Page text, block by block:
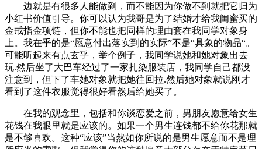
边就是有很多人能做到，而不能因为你做不到就把它归为
小红书价值引导。你可以认为我哥是为了结婚才给我闺蜜买的
金戒指金项链，但你不能也把同样的理由套在我同学对象身
上。我在乎的是“愿意付出落实到的实际”不是“具象的物品“。
可能听起来有点玄乎，举个例子，我同学说她和她对象出去
玩.然后坐了大巴车经过了一家扎染服装店，我同学自己都没
注意到，但下了车她对象就把她往回拉.然后她对象就说刚才
看到了这件衣服觉得很好看然后给她买了。
在我的观念里，包括和你谈恋爱之前，男朋友愿意给女生
花钱在我眼里就是应该的。如果一个男生连钱都不给你花那就
是不够喜欢。这种“应该”当然如你所说的是男生愿意而不是理